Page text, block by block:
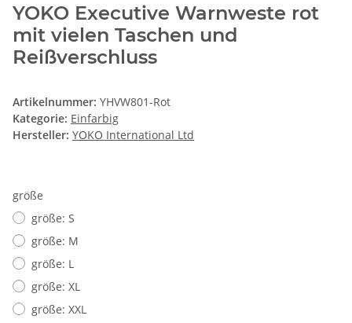
YOKO Executive Warnweste rot
mit vielen Taschen und
Reißverschluss
Artikelnummer: YHVW801-Rot
Kategorie: Einfarbig
Hersteller: YOKO International Ltd
größe
größe: S
größe: M
größe: L
größe: XL
größe: XXL